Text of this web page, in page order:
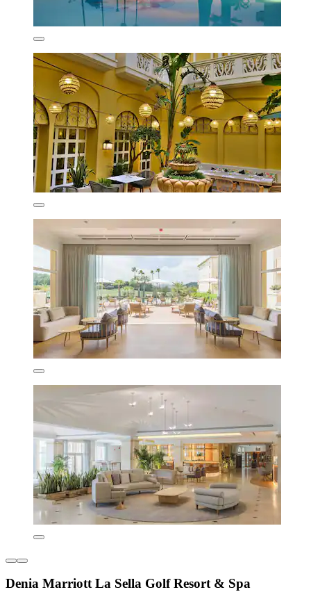
Denia Marriott La Sella Golf Resort & Spa